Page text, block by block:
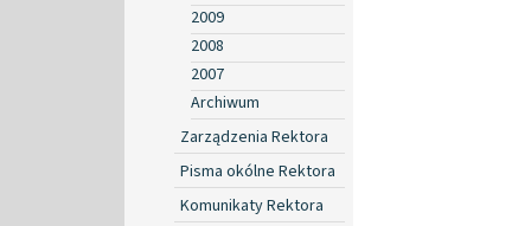
2009
2008
2007
Archiwum
Zarządzenia Rektora
Pisma okólne Rektora
Komunikaty Rektora